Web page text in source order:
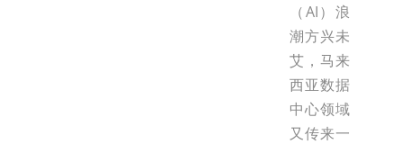
（AI）浪
潮方兴未
艾，马来
西亚数据
中心领域
又传来一